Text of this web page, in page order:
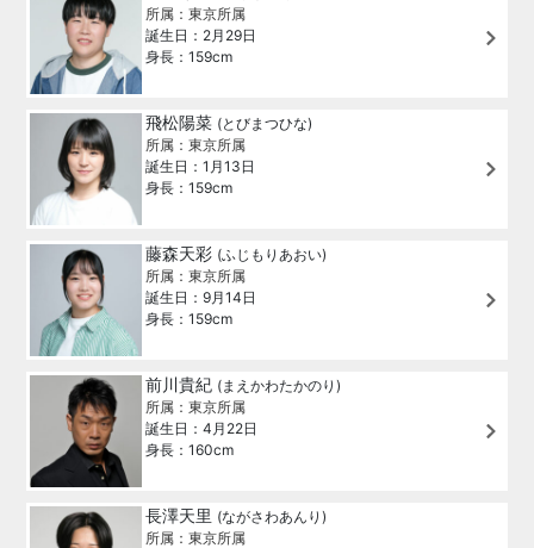
所属：東京所属
誕生日：2月29日
身長：159cm
飛松陽菜 (とびまつひな)
所属：東京所属
誕生日：1月13日
身長：159cm
藤森天彩 (ふじもりあおい)
所属：東京所属
誕生日：9月14日
身長：159cm
前川貴紀 (まえかわたかのり)
所属：東京所属
誕生日：4月22日
身長：160cm
長澤天里 (ながさわあんり)
所属：東京所属